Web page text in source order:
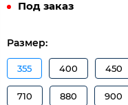
Под заказ
Размер:
355 400 450
710 880 900